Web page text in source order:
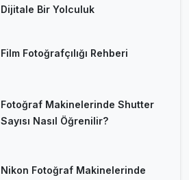
Dijitale Bir Yolculuk
Film Fotoğrafçılığı Rehberi
Fotoğraf Makinelerinde Shutter
Sayısı Nasıl Öğrenilir?
Nikon Fotoğraf Makinelerinde